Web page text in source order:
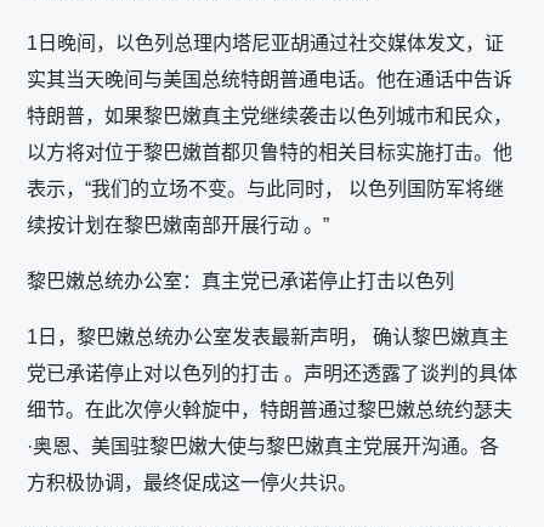
1日晚间，以色列总理内塔尼亚胡通过社交媒体发文，证
实其当天晚间与美国总统特朗普通电话。他在通话中告诉
特朗普，如果黎巴嫩真主党继续袭击以色列城市和民众，
以方将对位于黎巴嫩首都贝鲁特的相关目标实施打击。他
表示，“我们的立场不变。与此同时， 以色列国防军将继
续按计划在黎巴嫩南部开展行动 。”
黎巴嫩总统办公室：真主党已承诺停止打击以色列
1日，黎巴嫩总统办公室发表最新声明， 确认黎巴嫩真主
党已承诺停止对以色列的打击 。声明还透露了谈判的具体
细节。在此次停火斡旋中，特朗普通过黎巴嫩总统约瑟夫
·奥恩、美国驻黎巴嫩大使与黎巴嫩真主党展开沟通。各
方积极协调，最终促成这一停火共识。